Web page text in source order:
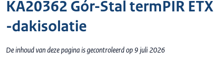
KA20362 Gór-Stal termPIR ETX
-dakisolatie
De inhoud van deze pagina is gecontroleerd op 9 juli 2026